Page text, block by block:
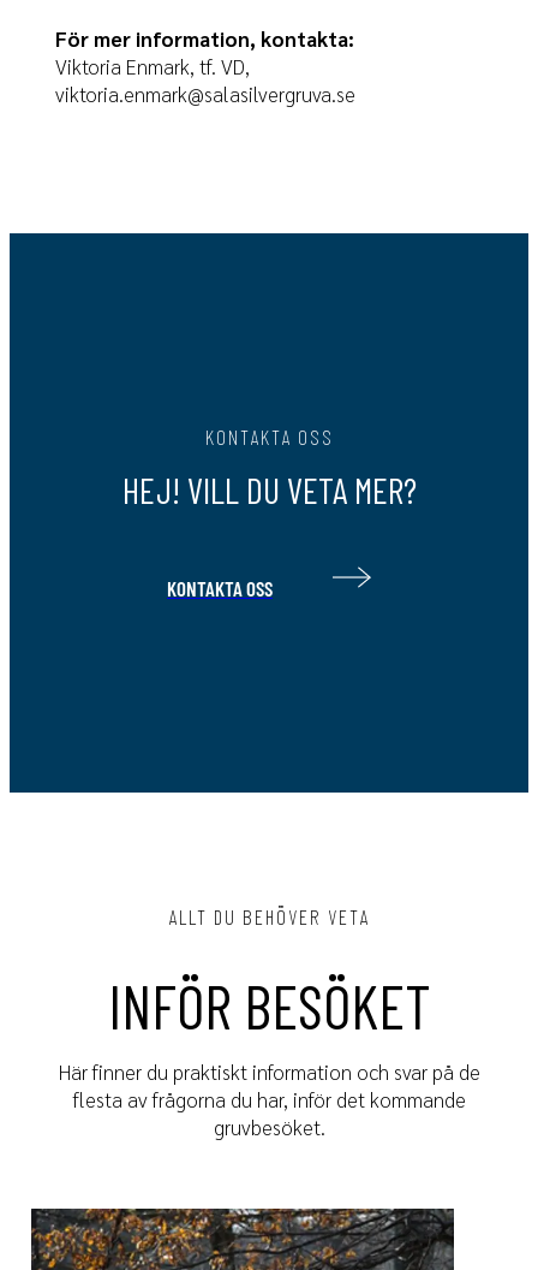
För mer information, kontakta:
Viktoria Enmark, tf. VD,
viktoria.enmark@salasilvergruva.se
KONTAKTA OSS
HEJ! VILL DU VETA MER?
KONTAKTA OSS
ALLT DU BEHÖVER VETA
INFÖR BESÖKET
Här finner du praktiskt information och svar på de
flesta av frågorna du har, inför det kommande
gruvbesöket.